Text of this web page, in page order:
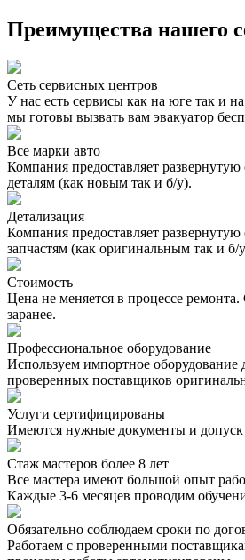
Преимущества нашего
Сеть сервисных центров
У нас есть сервисы как на юге так и
мы готовы вызвать вам эвакуатор
Все марки авто
Компания предоставляет
деталям (как новым так и б/у).
Детализация
Компания предоставляет
запчастям (как оригинальным так и б/
Стоимость
Цена не меняется в процессе ремонта.
заранее.
Профессиональное оборудование
Используем импортное оборудование
проверенных поставщиков
Услуги сертифицированы
Имеются нужные документы и допуск
Стаж мастеров более 8 лет
Все мастера имеют большой опыт
Каждые 3-6 месяцев проводим
Обязательно соблюдаем сроки по
Работаем с проверенными